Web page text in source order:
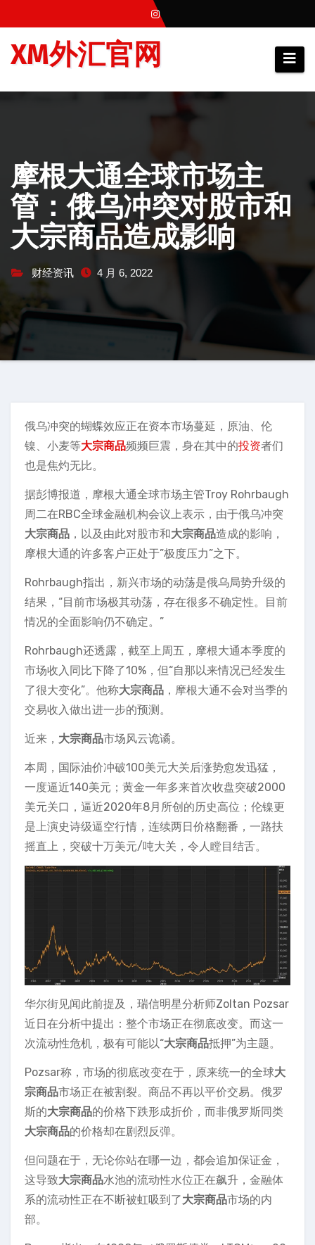
至
XM外汇官网
摩根大通全球市场主
管：俄乌冲突对股市和
大宗商品造成影响
财经资讯 4 月 6, 2022
俄乌冲突的蝴蝶效应正在资本市场蔓延，原油、伦
镍、小麦等大宗商品频频巨震，身在其中的投资者们
也是焦灼无比。
据彭博报道，摩根大通全球市场主管Troy Rohrbaugh
周二在RBC全球金融机构会议上表示，由于俄乌冲突
大宗商品 ，以及由此对股市和大宗商品造成的影响，
摩根大通的许多客户正处于”极度压力”之下。
Rohrbaugh指出，新兴市场的动荡是俄乌局势升级的
结果，“目前市场极其动荡，存在很多不确定性。目前
情况的全面影响仍不确定。”
Rohrbaugh还透露，截至上周五，摩根大通本季度的
市场收入同比下降了10%，但“自那以来情况已经发生
了很大变化”。他称大宗商品 ，摩根大通不会对当季的
交易收入做出进一步的预测。
近来， 大宗商品市场风云诡谲。
本周，国际油价冲破100美元大关后涨势愈发迅猛，
一度逼近140美元；黄金一年多来首次收盘突破2000
美元关口，逼近2020年8月所创的历史高位；伦镍更
是上演史诗级逼空行情，连续两日价格翻番，一路扶
摇直上，突破十万美元/吨大关，令人瞠目结舌。
华尔街见闻此前提及，瑞信明星分析师Zoltan Pozsar
近日在分析中提出：整个市场正在彻底改变。而这一
次流动性危机，极有可能以“大宗商品抵押”为主题。
Pozsar称，市场的彻底改变在于，原来统一的全球大
宗商品市场正在被割裂。商品不再以平价交易。俄罗
斯的大宗商品的价格下跌形成折价，而非俄罗斯同类
大宗商品的价格却在剧烈反弹。
但问题在于，无论你站在哪一边，都会追加保证金，
这导致大宗商品水池的流动性水位正在飙升，金融体
系的流动性正在不断被虹吸到了大宗商品市场的内
部。